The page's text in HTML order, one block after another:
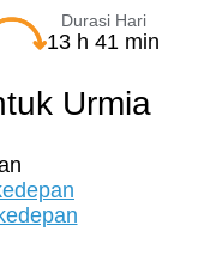
Durasi Hari
13 h 41 min
Urmia